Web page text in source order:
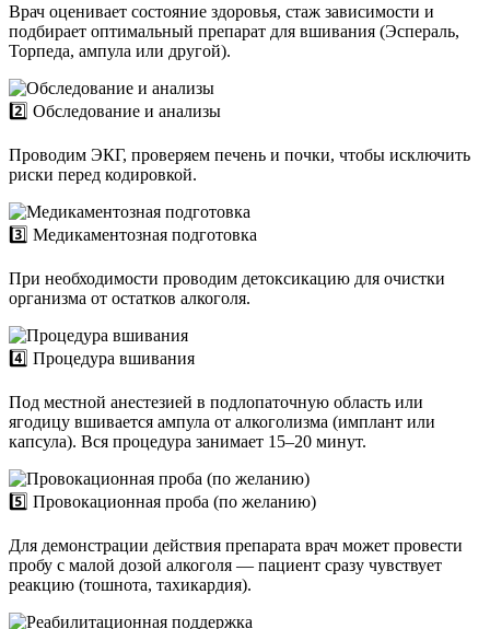
Врач оценивает состояние здоровья, стаж зависимости и
подбирает оптимальный препарат для вшивания (Эспераль,
Торпеда, ампула или другой).
2️⃣ Обследование и анализы
Проводим ЭКГ, проверяем печень и почки, чтобы исключить
риски перед кодировкой.
3️⃣ Медикаментозная подготовка
При необходимости проводим детоксикацию для очистки
организма от остатков алкоголя.
4️⃣ Процедура вшивания
Под местной анестезией в подлопаточную область или
ягодицу вшивается ампула от алкоголизма (имплант или
капсула). Вся процедура занимает 15–20 минут.
5️⃣ Провокационная проба (по желанию)
Для демонстрации действия препарата врач может провести
пробу с малой дозой алкоголя — пациент сразу чувствует
реакцию (тошнота, тахикардия).